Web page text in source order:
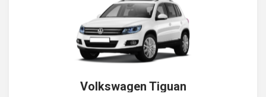
Volkswagen Tiguan